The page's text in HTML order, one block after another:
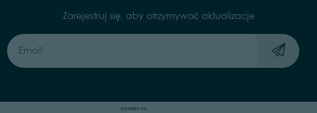
Zarejestruj się, aby otrzymywać aktualizacje